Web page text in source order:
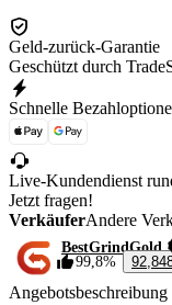
Geld-zurück-Garantie
Geschützt durch
Schnelle
Live-Kundendienst
Jetzt fragen!
VerkäuferAndere
BestGrindGold
99,8%
Angebotsbeschreibung